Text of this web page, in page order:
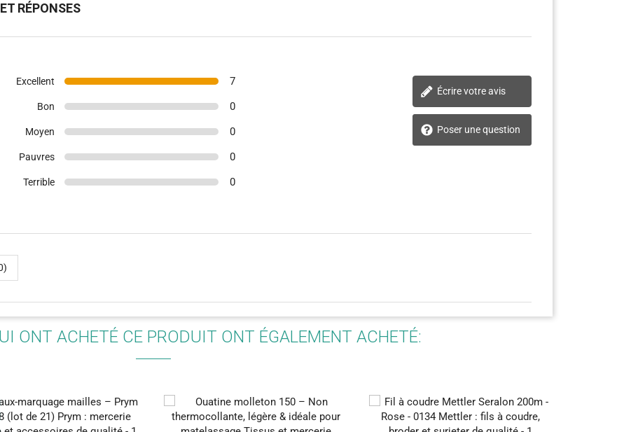
RÉPONSES
Excellent 7
Bon 0
Moyen 0
Pauvres 0
Terrible 0
Écrire votre avis
Poser une question
ONT ACHETÉ CE PRODUIT ONT ÉGALEMENT ACHETÉ: